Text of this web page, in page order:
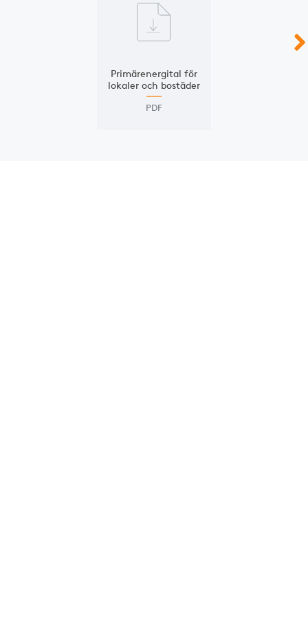
Primär­energital för
lokaler och bostäder
PDF